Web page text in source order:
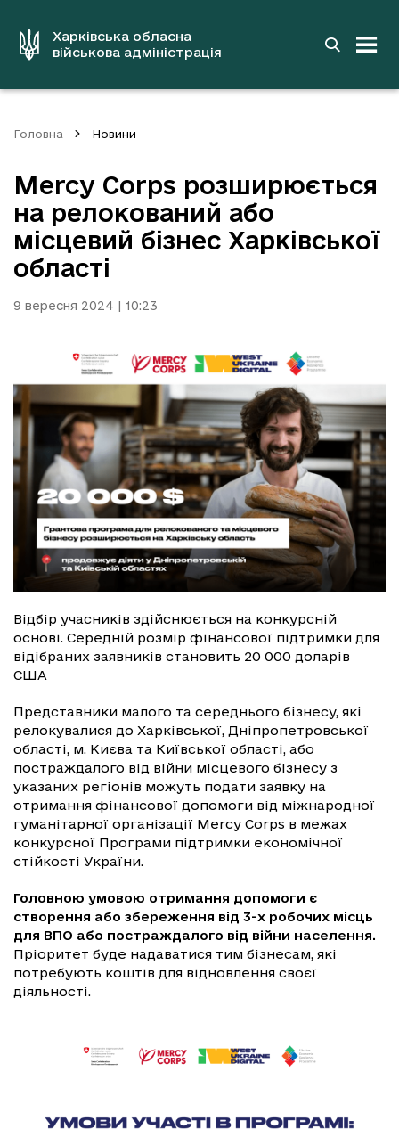
вмістуХарківська обласна
військова адміністрація
Головна Новини
Mercy Corps розширюється
на релокований або
місцевий бізнес Харківської
області
9 вересня 2024 | 10:23
Відбір учасників здійснюється на конкурсній
основі. Середній розмір фінансової підтримки для
відібраних заявників становить 20 000 доларів
США
Представники малого та середнього бізнесу, які
релокувалися до Харківської, Дніпропетровської
області, м. Києва та Київської області, або
постраждалого від війни місцевого бізнесу з
указаних регіонів можуть подати заявку на
отримання фінансової допомоги від міжнародної
гуманітарної організації Mercy Corps в межах
конкурсної Програми підтримки економічної
стійкості України.
Головною умовою отримання допомоги є
створення або збереження від 3-х робочих місць
для ВПО або постраждалого від війни населення.
Пріоритет буде надаватися тим бізнесам, які
потребують коштів для відновлення своєї
діяльності.